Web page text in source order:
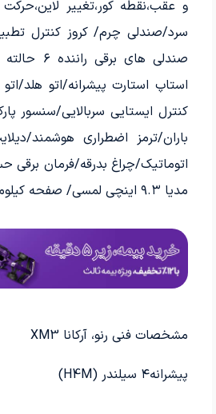
استاپ استارت پیشرانه/اتو هلد/
کنترل ایستایی سربالایی/سنسور
باران/ترمز اضطراری هوشمند/
اتوماتیک/چراغ بدرقه/فرمان
مدیا ۹.۳ اینچی لمسی/ صفحه کیلومتردیجیتال۷اینچی
مشخصات فنی رنو، آرکانا XM3
پیشرانه۴ سیلندر (H4M)